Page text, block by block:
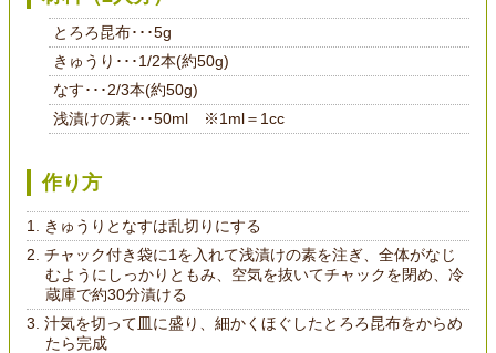
とろろ昆布･･･5g
きゅうり･･･1/2本(約50g)
なす･･･2/3本(約50g)
浅漬けの素･･･50ml ※1ml＝1cc
作り方
きゅうりとなすは乱切りにする
チャック付き袋に1を入れて浅漬けの素を注ぎ、全体がなじ
むようにしっかりともみ、空気を抜いてチャックを閉め、冷
蔵庫で約30分漬ける
汁気を切って皿に盛り、細かくほぐしたとろろ昆布をからめ
たら完成